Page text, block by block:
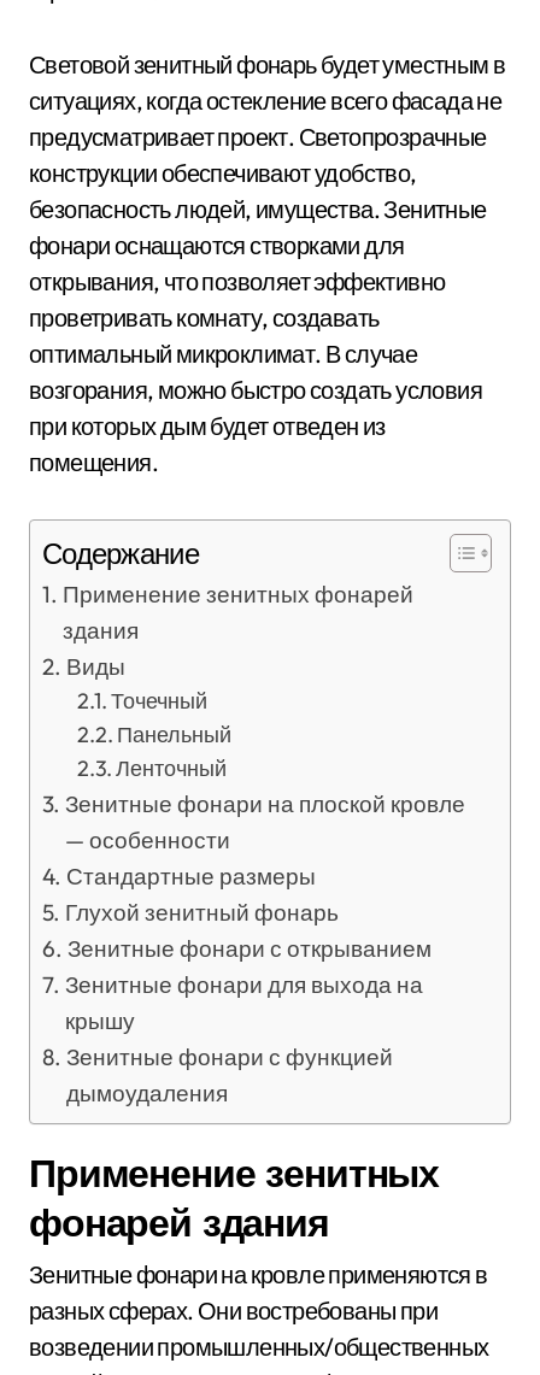
Световой зенитный фонарь будет уместным в
ситуациях, когда остекление всего фасада не
предусматривает проект. Светопрозрачные
конструкции обеспечивают удобство,
безопасность людей, имущества. Зенитные
фонари оснащаются створками для
открывания, что позволяет эффективно
проветривать комнату, создавать
оптимальный микроклимат. В случае
возгорания, можно быстро создать условия
при которых дым будет отведен из
помещения.
Содержание
Применение зенитных фонарей
здания
Виды
Точечный
Панельный
Ленточный
Зенитные фонари на плоской кровле
— особенности
Стандартные размеры
Глухой зенитный фонарь
Зенитные фонари с открыванием
Зенитные фонари для выхода на
крышу
Зенитные фонари с функцией
дымоудаления
Применение зенитных
фонарей здания
Зенитные фонари на кровле применяются в
разных сферах. Они востребованы при
возведении промышленных/общественных